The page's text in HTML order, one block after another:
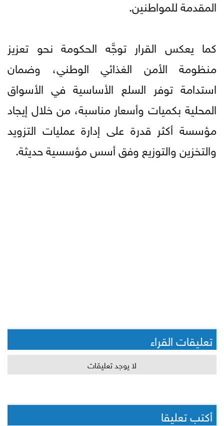
المقدمة للمواطنين.
كما يعكس القرار توجَّه الحكومة نحو تعزيز
منظومة الأمن الغذائي الوطني، وضمان
استدامة توفر السلع الأساسية في الأسواق
المحلية بكميات وأسعار مناسبة، من خلال إيجاد
مؤسسة أكثر قدرة على إدارة عمليات التزويد
والتخزين والتوزيع وفق أسس مؤسسية حديثة.
تعليقات القراء
لا يوجد تعليقات
أكتب تعليقا